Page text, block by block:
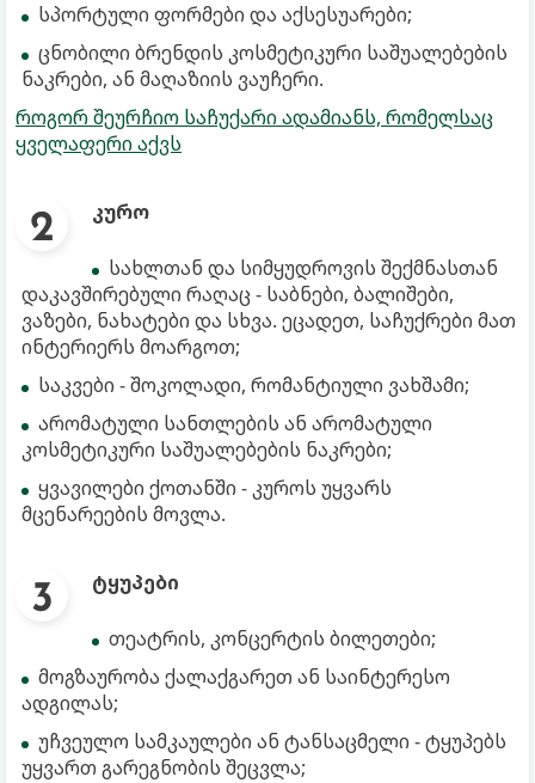
სპორტული ფორმები და აქსესუარები;
ცნობილი ბრენდის კოსმეტიკური საშუალებების
ნაკრები, ან მაღაზიის ვაუჩერი.
როგორ შეურჩიო საჩუქარი ადამიანს, რომელსაც
ყველაფერი აქვს
კურო
სახლთან და სიმყუდროვის შექმნასთან
დაკავშირებული რაღაც - საბნები, ბალიშები,
ვაზები, ნახატები და სხვა. ეცადეთ, საჩუქრები მათ
ინტერიერს მოარგოთ;
საკვები - შოკოლადი, რომანტიული ვახშამი;
არომატული სანთლების ან არომატული
კოსმეტიკური საშუალებების ნაკრები;
ყვავილები ქოთანში - კუროს უყვარს
მცენარეების მოვლა.
ტყუპები
თეატრის, კონცერტის ბილეთები;
მოგზაურობა ქალაქგარეთ ან საინტერესო
ადგილას;
უჩვეულო სამკაულები ან ტანსაცმელი - ტყუპებს
უყვართ გარეგნობის შეცვლა;